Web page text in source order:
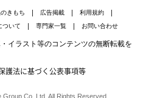
きもち 広告掲載
利用規約
ついて 専門家一覧 お問い合わせ
イラスト等のコンテンツの無断転載を
護法に基づく公表事項等
Co.,Ltd. All Rights Reserved.